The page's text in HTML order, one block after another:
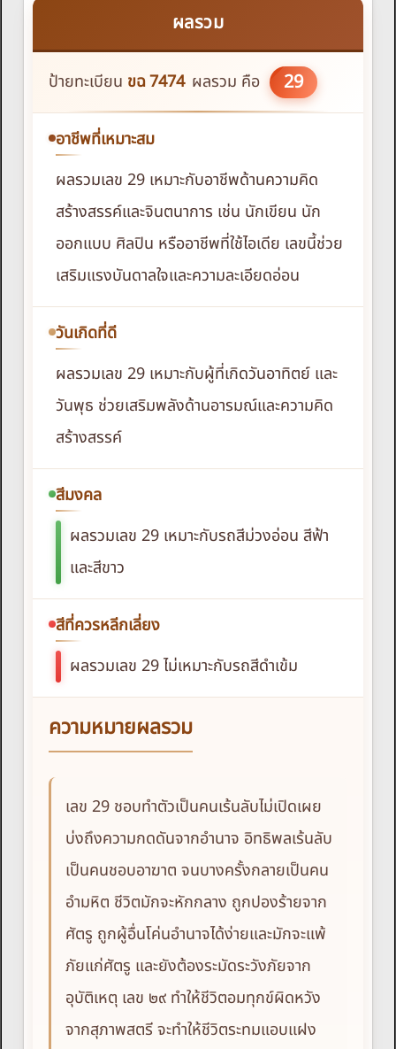
ผลรวม
ป้ายทะเบียน ขฉ7474 ผลรวม คือ 29
อาชีพที่เหมาะสม
ผลรวมเลข 29 เหมาะกับอาชีพด้านความคิด
สร้างสรรค์และจินตนาการ เช่น นักเขียน นัก
ออกแบบ ศิลปิน หรืออาชีพที่ใช้ไอเดีย เลขนี้ช่วย
เสริมแรงบันดาลใจและความละเอียดอ่อน
วันเกิดที่ดี
ผลรวมเลข 29 เหมาะกับผู้ที่เกิดวันอาทิตย์ และ
วันพุธ ช่วยเสริมพลังด้านอารมณ์และความคิด
สร้างสรรค์
สีมงคล
ผลรวมเลข 29 เหมาะกับรถสีม่วงอ่อน สีฟ้า
และสีขาว
สีที่ควรหลีกเลี่ยง
ผลรวมเลข 29 ไม่เหมาะกับรถสีดำเข้ม
ความหมายผลรวม
เลข 29 ชอบทำตัวเป็นคนเร้นลับไม่เปิดเผย
บ่งถึงความกดดันจากอำนาจ อิทธิพลเร้นลับ
เป็นคนชอบอาฆาต จนบางครั้งกลายเป็นคน
อำมหิต ชีวิตมักจะหักกลาง ถูกปองร้ายจาก
ศัตรู ถูกผู้อื่นโค่นอำนาจได้ง่ายและมักจะแพ้
ภัยแก่ศัตรู และยังต้องระมัดระวังภัยจาก
อุบัติเหตุ เลข ๒๙ ทำให้ชีวิตอมทุกข์ผิดหวัง
จากสุภาพสตรี จะทำให้ชีวิตระทมแอบแฝง